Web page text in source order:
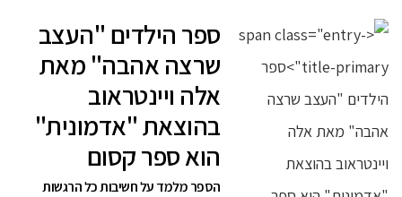
ספר הילדים "העצב
שרצה אהבה" מאת
אלה ויינטראוב
בהוצאת "אדמונית"
הוא ספר קסום
הספר מלמד על חשיבות כל הרגשות